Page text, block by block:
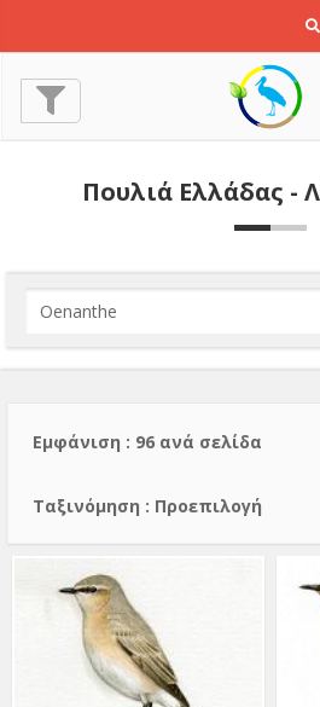
Πουλιά Ελλάδας -
Εμφάνιση : 96 ανά σελίδα
Тαξινόμηση : Προεπιλογή